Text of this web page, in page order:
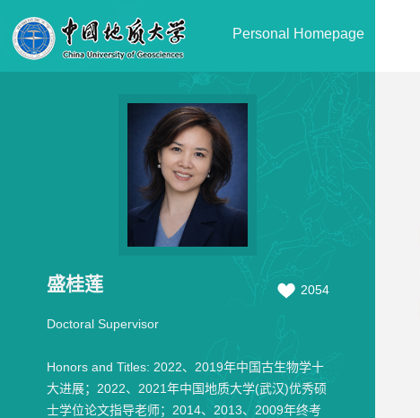
Personal Homepage
盛桂莲 2054
Doctoral Supervisor
Honors and Titles: 2022、2019年中国古生物学十
大进展；2022、2021年中国地质大学(武汉)优秀硕
士学位论文指导老师；2014、2013、2009年终考